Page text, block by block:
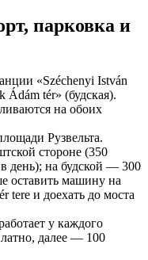
парковка и
«Széchenyi István
Ádám tér» (будская).
на обоих
Рузвельта.
стороне (350
день); на будской — 300
оставить машину на
tere и доехать до моста
у каждого
далее — 100